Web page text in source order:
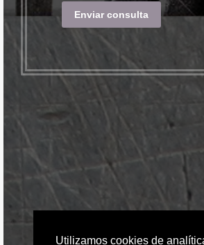
Utilizamos cookies de
Enviar consulta